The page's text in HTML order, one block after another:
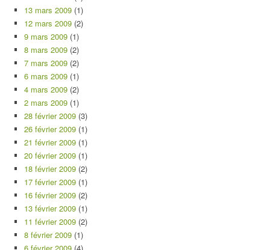
13 mars 2009 (1)
12 mars 2009 (2)
9 mars 2009 (1)
8 mars 2009 (2)
7 mars 2009 (2)
6 mars 2009 (1)
4 mars 2009 (2)
2 mars 2009 (1)
28 février 2009 (3)
26 février 2009 (1)
21 février 2009 (1)
20 février 2009 (1)
18 février 2009 (2)
17 février 2009 (1)
16 février 2009 (2)
13 février 2009 (1)
11 février 2009 (2)
8 février 2009 (1)